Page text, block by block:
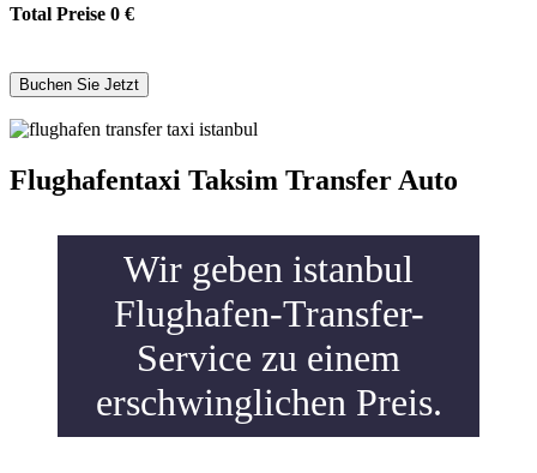
Total Preise 0 €
Flughafentaxi Taksim Transfer Auto
Wir geben istanbul
Flughafen-Transfer-
Service zu einem
erschwinglichen Preis.